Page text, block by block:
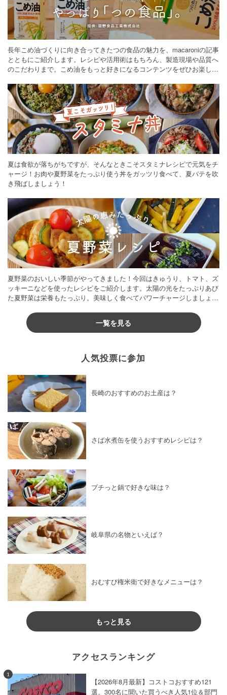
長年こめ油づくりに向き合ってきたつの食品の魅力を、macaroniの記事
とともにご紹介します。レシピや活用術はもちろん、製造現場や品質へ
のこだわりまで。こめ油をもっと好きになるコンテンツをぜひお楽しみ
夏は食欲が落ちがちですが、そんなときこそスタミナレシピで元気をチ
ャージ！お肉や夏野菜をたっぷり使う丼をガッツリ食べて、夏バテを吹
き飛ばしましょう！
夏野菜のおいしい季節がやってきました！今回はきゅうり、トマト、ズ
ッキーニなどを使ったレシピをご紹介します。太陽の光をたっぷりあび
た夏野菜は栄養もたっぷり。美味しく食べてパワーチャージしましょう
一覧を見る
人気投票に参加
長崎のおすすめのお土産は？
さば水煮缶を使うおすすめレシピは？
プチっと鍋で好きな味は？
岐阜県の名物といえば？
おむすび権米衛で好きなメニューは？
もっと見る
アクセスランキング
1
【2026年8月最新】コストコおすすめ121
選。300名に聞いた買うべき人気1位＆部門